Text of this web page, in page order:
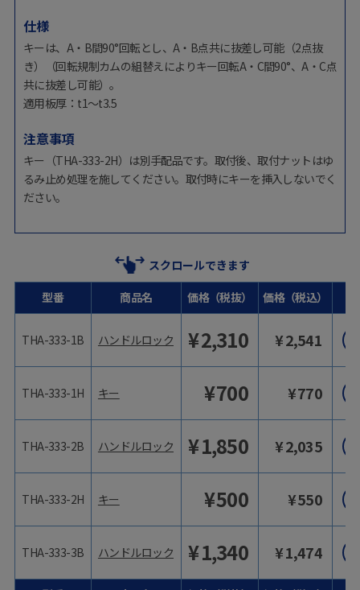
仕様
キーは、A・B間90°回転とし、A・B点共に抜差し可能（2点抜
き）（回転規制カムの組替えによりキー回転A・C間90°、A・C点
共に抜差し可能）。
適用板厚：t1～t3.5
注意事項
キー（THA-333-2H）は別手配品です。取付後、取付ナットはゆ
るみ止め処理を施してください。取付時にキーを挿入しないでく
ださい。
スクロールできます
型番
THA-333-1B
THA-333-1H
THA-333-2B
THA-333-2H
THA-333-3B
商品名 価格（税抜） 価格（税込）
ハンドルロック ¥2,310 ¥2,541
キー ¥700 ¥770
ハンドルロック ¥1,850 ¥2,035
キー ¥500 ¥550
ハンドルロック ¥1,340 ¥1,474